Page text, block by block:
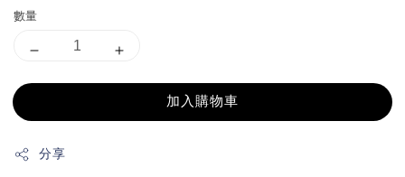
數量
加入購物車
分享